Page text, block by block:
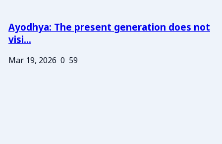
Ayodhya: The present generation does not
visi...
Mar 19, 2026 0 59